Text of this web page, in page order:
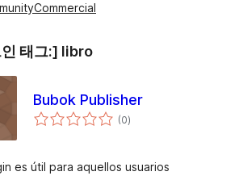
Commercial
태그:] libro
Bubok Publisher
(0전
체)
es útil para aquellos usuarios